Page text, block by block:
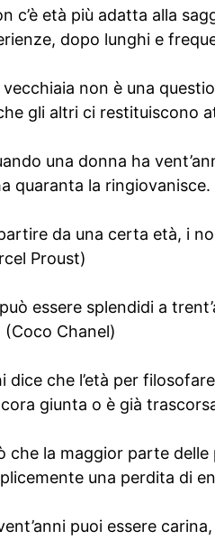
c’è età più adatta alla
dopo lunghi e
vecchiaia non è una
gli altri ci restituiscono
una donna ha
quaranta la ringiovanisce.
da una certa età, i
Proust)
essere splendidi a
(Coco Chanel)
dice che l’età per
giunta o è già
che la maggior parte
una perdita di
puoi essere